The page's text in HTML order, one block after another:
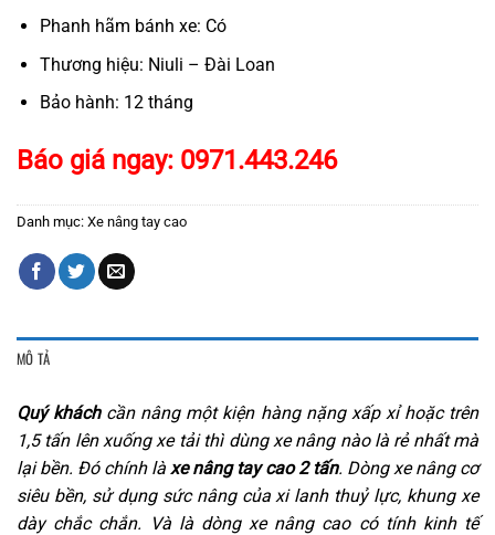
Phanh hãm bánh xe: Có
Thương hiệu: Niuli – Đài Loan
Bảo hành: 12 tháng
Báo giá ngay: 0971.443.246
Danh mục: Xe nâng tay cao
MÔ TẢ
Quý kháchcần nâng một kiện hàng nặng xấp xỉ hoặc trên
1,5 tấn lên xuống xe tải thì dùng xe nâng nào là rẻ nhất mà
lại bền. Đó chính là xe nâng tay cao 2 tấn. Dòng xe nâng cơ
siêu bền, sử dụng sức nâng của xi lanh thuỷ lực, khung xe
dày chắc chắn. Và là dòng xe nâng cao có tính kinh tế